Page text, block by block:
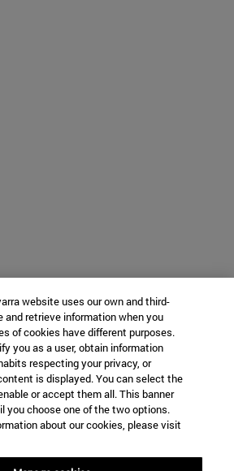
website uses our own and third-
retrieve information when you
of cookies have different purposes.
you as a user, obtain information
respecting your privacy, or
is displayed. You can select the
or accept them all. This banner
you choose one of the two options.
about our cookies, please visit